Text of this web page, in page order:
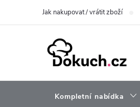
Jak nakupovat / vrátit zboží
Kompletní nabídka